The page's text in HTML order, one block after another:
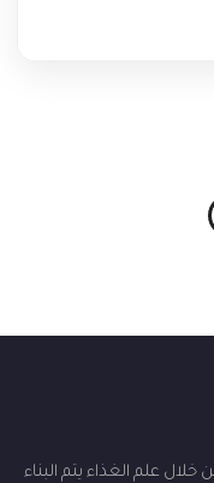
علم الغذاء يتم البناء